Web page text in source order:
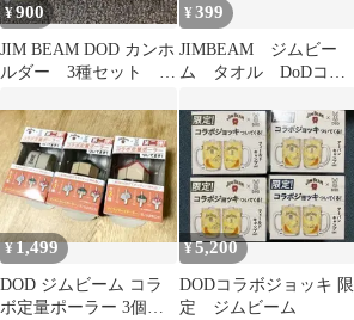
¥900
JIM BEAM DOD カンホ
ルダー 3種セット ジ
ディー
¥399
JIMBEAM ジムビー
ム タオル DoDコラ
ルティ
¥1,499
DOD ジムビーム コラ
ボ定量ポーラー 3個セ
¥5,200
DODコラボジョッキ 限
定 ジムビーム